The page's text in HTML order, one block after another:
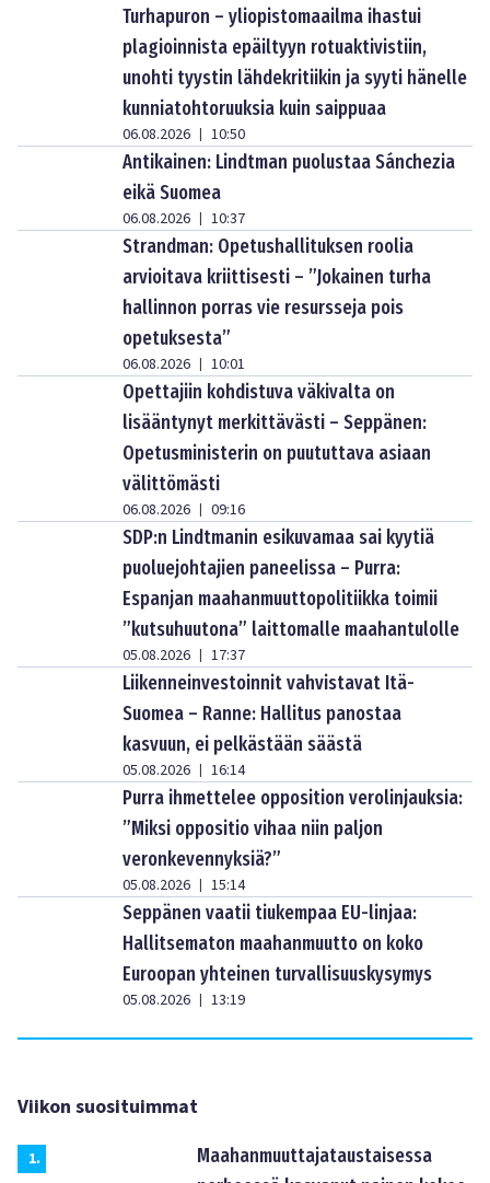
Turhapuron – yliopistomaailma ihastui
plagioinnista epäiltyyn rotuaktivistiin,
unohti tyystin lähdekritiikin ja syyti hänelle
kunniatohtoruuksia kuin saippuaa
06.08.2026 | 10:50
Antikainen: Lindtman puolustaa Sánchezia
eikä Suomea
06.08.2026 | 10:37
Strandman: Opetushallituksen roolia
arvioitava kriittisesti – ”Jokainen turha
hallinnon porras vie resursseja pois
opetuksesta”
06.08.2026 | 10:01
Opettajiin kohdistuva väkivalta on
lisääntynyt merkittävästi – Seppänen:
Opetusministerin on puututtava asiaan
välittömästi
06.08.2026 | 09:16
SDP:n Lindtmanin esikuvamaa sai kyytiä
puoluejohtajien paneelissa – Purra:
Espanjan maahanmuuttopolitiikka toimii
”kutsuhuutona” laittomalle maahantulolle
05.08.2026 | 17:37
Liikenneinvestoinnit vahvistavat Itä-
Suomea – Ranne: Hallitus panostaa
kasvuun, ei pelkästään säästä
05.08.2026 | 16:14
Purra ihmettelee opposition verolinjauksia:
”Miksi oppositio vihaa niin paljon
veronkevennyksiä?”
05.08.2026 | 15:14
Seppänen vaatii tiukempaa EU-linjaa:
Hallitsematon maahanmuutto on koko
Euroopan yhteinen turvallisuuskysymys
05.08.2026 | 13:19
Viikon suosituimmat
1.
Maahanmuuttajataustaisessa